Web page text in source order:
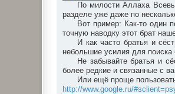
По милости Аллаха
разделе уже даже по
Вот пример: Как-то один
точную наводку этот брат
И как часто братья и
небольшие усилия для поиска
Не забывайте братья и
более редкие и связанные с
Или ещё проще
http://www.google.ru/